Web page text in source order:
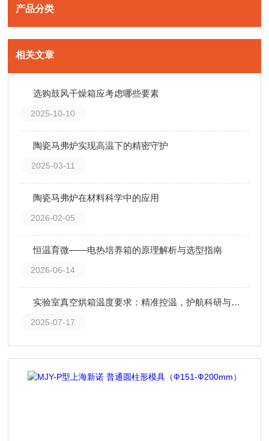
产品分类
相关文章
选购鼓风干燥箱应考虑哪些要素
2025-10-10
陶瓷马弗炉实现高温下的精密守护
2025-03-11
陶瓷马弗炉在材料科学中的应用
2026-02-05
恒温育微——电热培养箱的原理解析与选型指南
2026-06-14
实验室真空烘箱温度要求：精准控温，护航科研与生产
2025-07-17